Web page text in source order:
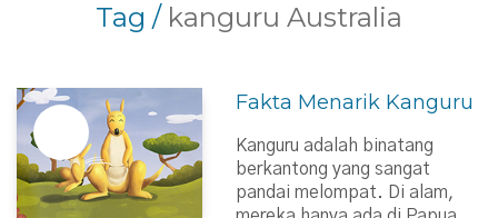
Tag / kanguru Australia
Fakta Menarik Kanguru
Kanguru adalah binatang
berkantong yang sangat
pandai melompat. Di alam,